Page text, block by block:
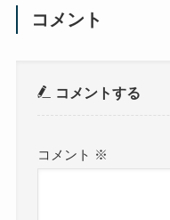
コメント
コメントする
コメント ※